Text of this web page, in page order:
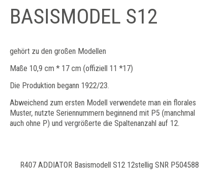
BASISMODEL S12
gehört zu den großen Modellen
Maße 10,9 cm * 17 cm (offiziell 11 *17)
Die Produktion begann 1922/23.
Abweichend zum ersten Modell verwendete man ein florales
Muster, nutzte Seriennummern beginnend mit P5 (manchmal
auch ohne P) und vergrößerte die Spaltenanzahl auf 12.
R407 ADDIATOR Basismodell S12 12stellig SNR P504588